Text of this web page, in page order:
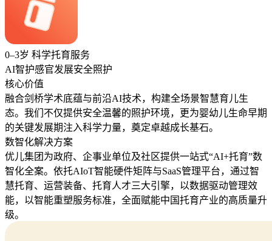
0–3岁 科学托育服务
AI智护感官发展安全照护
核心价值
融合剑桥学术底蕴与前沿AI技术，构建全场景智慧育儿生
态。我们不仅提供安全温馨的照护环境，更为婴幼儿生命早期
的关键发展期注入科学力量，奠定卓越成长基石。
数智化解决方案
优儿集团为政府、企事业单位及社区提供一站式“AI+托育”数
智化全案。依托AIoT智能硬件矩阵与SaaS管理平台，通过智
慧托育、运营装备、托育人才三大引擎，以数据驱动管理效
能，以智能重塑服务标准，全面赋能中国托育产业的高质量升
级。